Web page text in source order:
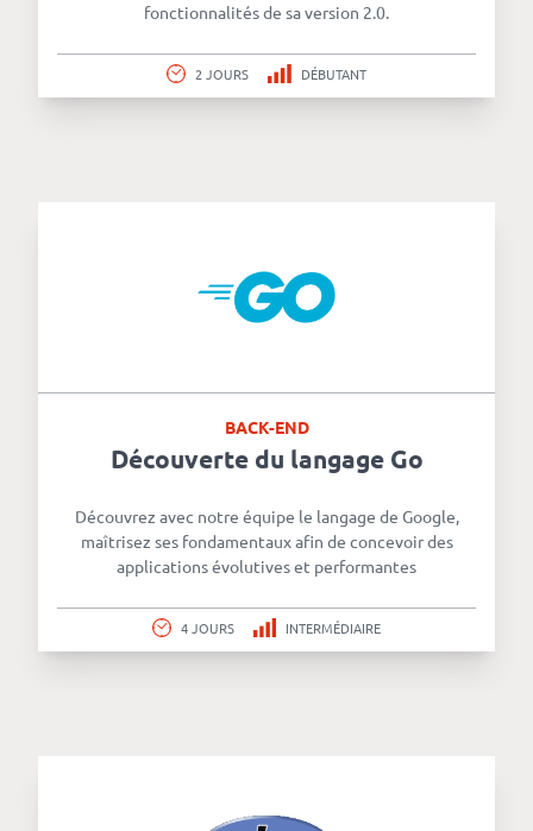
fonctionnalités de sa version 2.0.
2 JOURS DÉBUTANT
BACK-END
Découverte du langage Go
Découvrez avec notre équipe le langage de Google,
maîtrisez ses fondamentaux afin de concevoir des
applications évolutives et performantes
4 JOURS INTERMÉDIAIRE